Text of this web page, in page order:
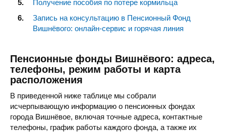
Получение пособия по потере кормильца
Запись на консультацию в Пенсионный Фонд
Вишнёвого: онлайн-сервис и горячая линия
Пенсионные фонды Вишнёвого: адреса,
телефоны, режим работы и карта
расположения
В приведенной ниже таблице мы собрали
исчерпывающую информацию о пенсионных фондах
города Вишнёвое, включая точные адреса, контактные
телефоны, график работы каждого фонда, а также их